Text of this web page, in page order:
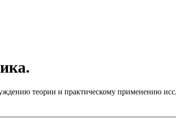
теории и практическому применению